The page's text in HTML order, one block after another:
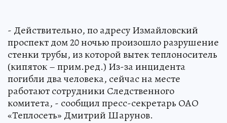
- Действительно, по адресу Измайловский
проспект дом 20 ночью произошло разрушение
стенки трубы, из которой вытек теплоноситель
(кипяток – прим.ред.) Из-за инцидента
погибли два человека, сейчас на месте
работают сотрудники Следственного
комитета, - сообщил пресс-секретарь ОАО
«Теплосеть» Дмитрий Шарунов.